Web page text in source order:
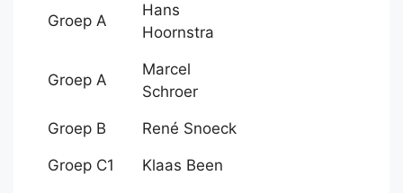
Groep A
Hans
Hoornstra
Groep A
Marcel
Schroer
Groep B René Snoeck
Groep C1 Klaas Been